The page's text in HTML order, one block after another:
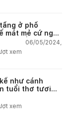
ở phố
mát mẻ cứ ngỡ
sống trong
06/05/2024,
xem
như cánh
tuổi thơ tươi
xem